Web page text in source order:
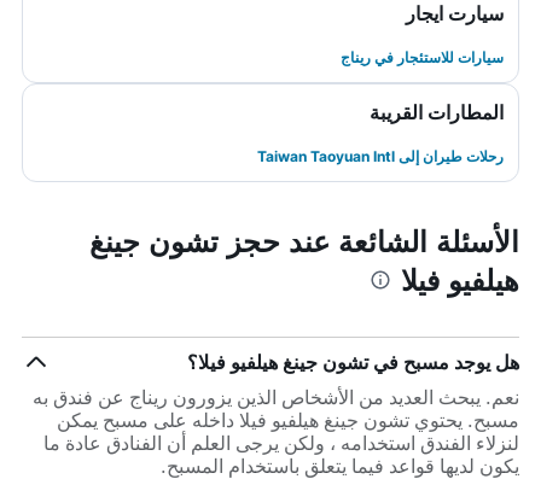
سيارت ايجار
سيارات للاستئجار في ريناج
المطارات القريبة
رحلات طيران إلى Taiwan Taoyuan Intl
الأسئلة الشائعة عند حجز تشون جينغ
هيلفيو فيلا
هل يوجد مسبح في تشون جينغ هيلفيو فيلا؟
نعم. يبحث العديد من الأشخاص الذين يزورون ريناج عن فندق به
مسبح. يحتوي تشون جينغ هيلفيو فيلا داخله على مسبح يمكن
لنزلاء الفندق استخدامه ، ولكن يرجى العلم أن الفنادق عادة ما
يكون لديها قواعد فيما يتعلق باستخدام المسبح.